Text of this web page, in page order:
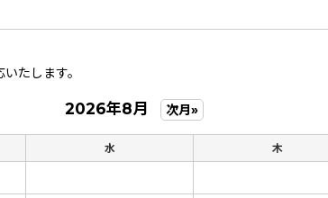
たします。
2026年8月 次月»
水 木